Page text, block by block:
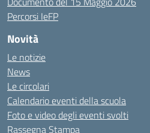
Percorsi IeFP
Novità
Le notizie
News
Le circolari
Calendario eventi della scuola
Foto e video degli eventi svolti
Rassegna Stampa